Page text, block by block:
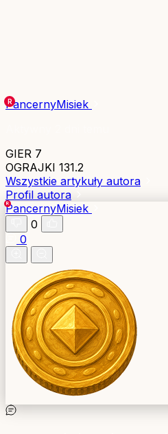
PancernyMisiek
GIER 7
OGRAJKI 131.2
Wszystkie artykuły autora
Profil autora
PancernyMisiek
0
0